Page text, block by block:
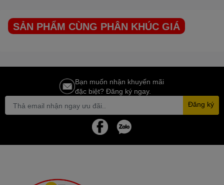
SẢN PHẨM CÙNG PHÂN KHÚC GIÁ
Bạn muốn nhận khuyến mãi
đặc biệt? Đăng ký ngay.
Đăng ký